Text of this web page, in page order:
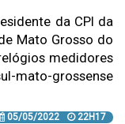
da CPI da
Mato Grosso do
medidores
mato-grossense
05/05/2022 22H17